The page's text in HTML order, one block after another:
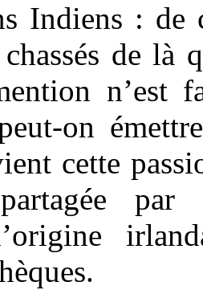
Indiens :
de là
n’est
on
cette
par